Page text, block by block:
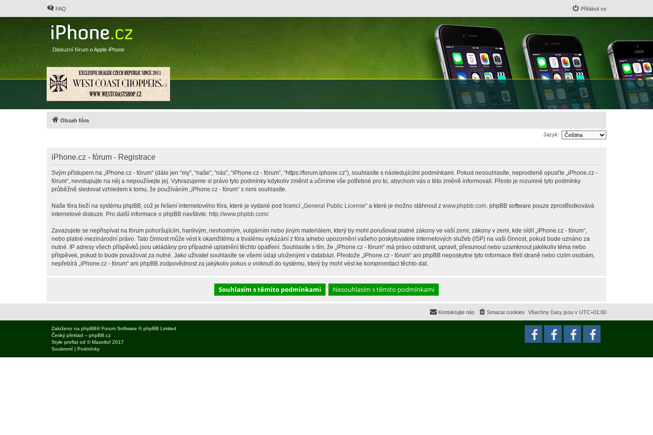
FAQ Přihlásit se
Diskuzní fórum o Apple iPhone
Obsah fóra
Jazyk:
iPhone.cz - fórum - Registrace
Svým přístupem na „iPhone.cz - fórum“ (dále jen “my”, “naše”, “nás”, “iPhone.cz - fórum”, “https://forum.iphone.cz”), souhlasíte s následujícími podmínkami. Pokud nesouhlasíte, neprodleně opusťte „iPhone.cz -
fórum“, nevstupujte na něj a nepoužívejte jej. Vyhrazujeme si právo tyto podmínky kdykoliv změnit a učiníme vše potřebné pro to, abychom vás o této změně informovali. Přesto je rozumné tyto podmínky
průběžně sledovat vzhledem k tomu, že používáním „iPhone.cz - fórum“ s nimi souhlasíte.
Naše fóra beží na systému phpBB, což je řešení internetového fóra, které je vydané pod licencí „ General Public License“ a které je možno stáhnout z www.phpbb.com . phpBB software pouze zprostředkovává
internetové diskuze. Pro další informace o phpBB navštivte: http://www.phpbb.com/.
Zavazujete se nepřispívat na fórum pohoršujícím, hanlivým, nevhodným, vulgárním nebo jiným materiálem, který by mohl porušovat platné zákony ve vaší zemi, zákony v zemi, kde sídlí „iPhone.cz - fórum“,
nebo platné mezinárodní právo. Tato činnost může vést k okamžitému a trvalému vykázání z fóra a/nebo upozornění vašeho poskytovatele internetových služeb (ISP) na vaši činnost, pokud bude uznáno za
nutné. IP adresy všech příspěvků jsou ukládány pro případné uplatnění těchto opatření. Souhlasíte s tím, že „iPhone.cz - fórum“ má právo odstranit, upravit, přesunout nebo uzamknout jakékoliv téma nebo
příspěvek, pokud to bude považovat za nutné. Jako uživatel souhlasíte se všemi údaji uloženými v databázi. Přestože „iPhone.cz - fórum“ ani phpBB neposkytne tyto informace třetí straně nebo cizím osobám,
nepřebírá „iPhone.cz - fórum“ ani phpBB zodpovědnost za jakýkoliv pokus o vniknutí do systému, který by mohl vést ke kompromitaci těchto dat.
Všechny časy jsou v UTC+01:00
Smazat cookies
Kontaktujte nás
Založeno na phpBB® Forum Software © phpBB Limited
Český překlad – phpBB.cz
Style proflat od ©Mazeltof 2017
Soukromí | Podmínky